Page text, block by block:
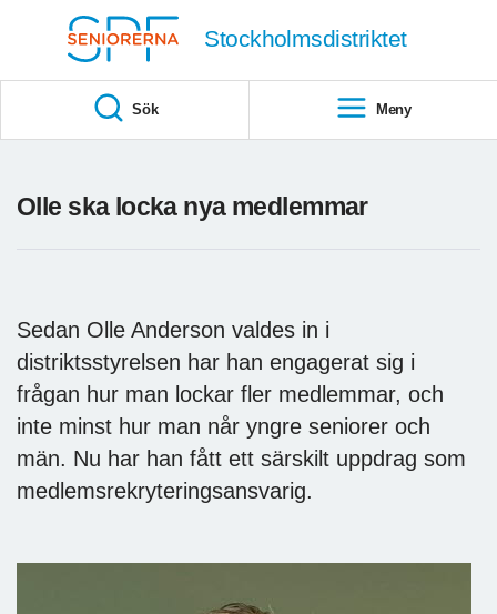
Stockholmsdistriktet
Sök Meny
Olle ska locka nya medlemmar
Sedan Olle Anderson valdes in i
distriktsstyrelsen har han engagerat sig i
frågan hur man lockar fler medlemmar, och
inte minst hur man når yngre seniorer och
män. Nu har han fått ett särskilt uppdrag som
medlemsrekryteringsansvarig.